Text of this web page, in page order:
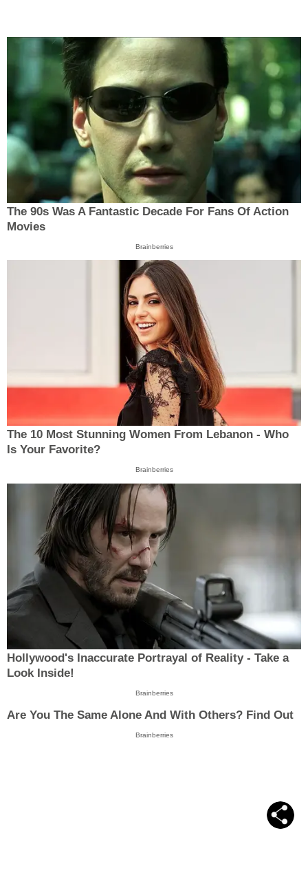
The 90s Was A Fantastic Decade For Fans Of Action
Movies
Brainberries
The 10 Most Stunning Women From Lebanon - Who
Is Your Favorite?
Brainberries
Hollywood's Inaccurate Portrayal of Reality - Take a
Look Inside!
Brainberries
Are You The Same Alone And With Others? Find Out
Brainberries